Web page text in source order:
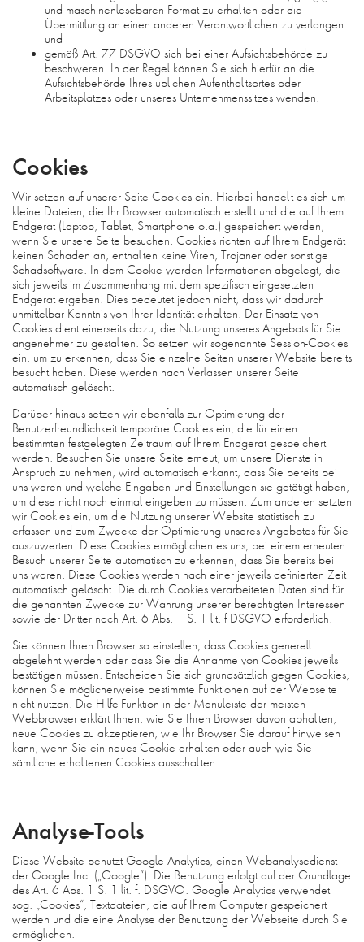
und maschinenlesebaren Format zu erhalten oder die
Übermittlung an einen anderen Verantwortlichen zu verlangen
und
gemäß Art. 77 DSGVO sich bei einer Aufsichtsbehörde zu
beschweren. In der Regel können Sie sich hierfür an die
Aufsichtsbehörde Ihres üblichen Aufenthaltsortes oder
Arbeitsplatzes oder unseres Unternehmenssitzes wenden.
Cookies
Wir setzen auf unserer Seite Cookies ein. Hierbei handelt es sich um
kleine Dateien, die Ihr Browser automatisch erstellt und die auf Ihrem
Endgerät (Laptop, Tablet, Smartphone o.ä.) gespeichert werden,
wenn Sie unsere Seite besuchen. Cookies richten auf Ihrem Endgerät
keinen Schaden an, enthalten keine Viren, Trojaner oder sonstige
Schadsoftware. In dem Cookie werden Informationen abgelegt, die
sich jeweils im Zusammenhang mit dem spezifisch eingesetzten
Endgerät ergeben. Dies bedeutet jedoch nicht, dass wir dadurch
unmittelbar Kenntnis von Ihrer Identität erhalten. Der Einsatz von
Cookies dient einerseits dazu, die Nutzung unseres Angebots für Sie
angenehmer zu gestalten. So setzen wir sogenannte Session-Cookies
ein, um zu erkennen, dass Sie einzelne Seiten unserer Website bereits
besucht haben. Diese werden nach Verlassen unserer Seite
automatisch gelöscht.
Darüber hinaus setzen wir ebenfalls zur Optimierung der
Benutzerfreundlichkeit temporäre Cookies ein, die für einen
bestimmten festgelegten Zeitraum auf Ihrem Endgerät gespeichert
werden. Besuchen Sie unsere Seite erneut, um unsere Dienste in
Anspruch zu nehmen, wird automatisch erkannt, dass Sie bereits bei
uns waren und welche Eingaben und Einstellungen sie getätigt haben,
um diese nicht noch einmal eingeben zu müssen. Zum anderen setzten
wir Cookies ein, um die Nutzung unserer Website statistisch zu
erfassen und zum Zwecke der Optimierung unseres Angebotes für Sie
auszuwerten. Diese Cookies ermöglichen es uns, bei einem erneuten
Besuch unserer Seite automatisch zu erkennen, dass Sie bereits bei
uns waren. Diese Cookies werden nach einer jeweils definierten Zeit
automatisch gelöscht. Die durch Cookies verarbeiteten Daten sind für
die genannten Zwecke zur Wahrung unserer berechtigten Interessen
sowie der Dritter nach Art. 6 Abs. 1 S. 1 lit. f DSGVO erforderlich.
Sie können Ihren Browser so einstellen, dass Cookies generell
abgelehnt werden oder dass Sie die Annahme von Cookies jeweils
bestätigen müssen. Entscheiden Sie sich grundsätzlich gegen Cookies,
können Sie möglicherweise bestimmte Funktionen auf der Webseite
nicht nutzen. Die Hilfe-Funktion in der Menüleiste der meisten
Webbrowser erklärt Ihnen, wie Sie Ihren Browser davon abhalten,
neue Cookies zu akzeptieren, wie Ihr Browser Sie darauf hinweisen
kann, wenn Sie ein neues Cookie erhalten oder auch wie Sie
sämtliche erhaltenen Cookies ausschalten.
Analyse-Tools
Diese Website benutzt Google Analytics, einen Webanalysedienst
der Google Inc. („Google“). Die Benutzung erfolgt auf der Grundlage
des Art. 6 Abs. 1 S. 1 lit. f. DSGVO. Google Analytics verwendet
sog. „Cookies“, Textdateien, die auf Ihrem Computer gespeichert
werden und die eine Analyse der Benutzung der Webseite durch Sie
ermöglichen.